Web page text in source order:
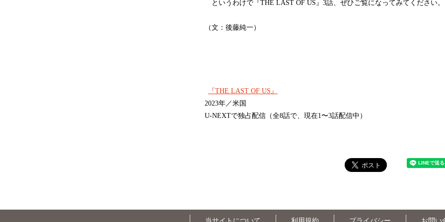
というわけで『THE LAST OF US』3話、ぜひご覧になってみてください。
（文：後藤純一）
『THE LAST OF US』
2023年／米国
U-NEXTで独占配信（全8話で、現在1〜3話配信中）